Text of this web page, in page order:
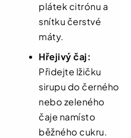
plátek citrónu a
snítku čerstvé
máty.
Hřejivý čaj:
Přidejte lžičku
sirupu do černého
nebo zeleného
čaje namísto
běžného cukru.